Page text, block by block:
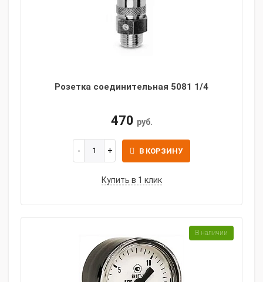
Розетка соединительная 5081 1/4
470 руб.
В КОРЗИНУ
Купить в 1 клик
В наличии